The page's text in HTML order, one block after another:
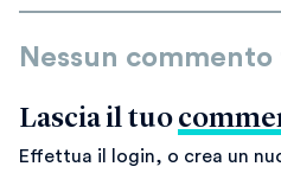
Nessun
Lascia il tuo
Effettua il login, o crea un